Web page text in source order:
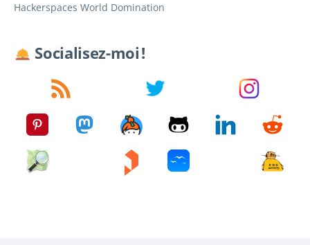
Hackerspaces World Domination
Socialisez-moi !